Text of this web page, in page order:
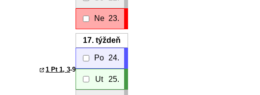
1 Pt 1, 3-9
Ne 23.
17. týždeň
Po 24.
Ut 25.